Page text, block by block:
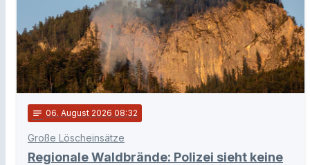
notes 06. August 2026 08:32
Große Löscheinsätze
Regionale Waldbrände: Polizei sieht keine